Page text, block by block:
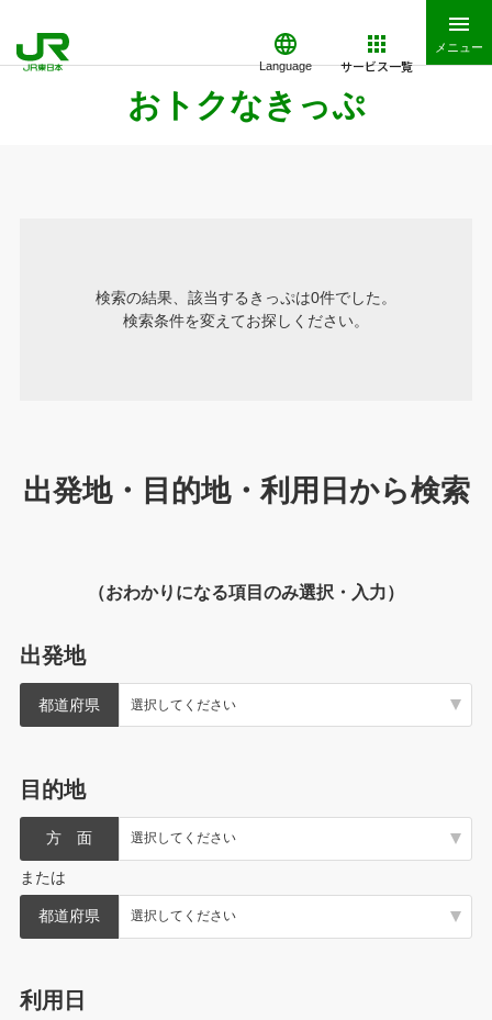
Language サービス一覧
メニュー
おトクなきっぷ
検索の結果、該当するきっぷは0件でした。
検索条件を変えてお探しください。
出発地・目的地・利用日から検索
（おわかりになる項目のみ選択・入力）
出発地
都道府県
目的地
方 面
または
都道府県
利用日